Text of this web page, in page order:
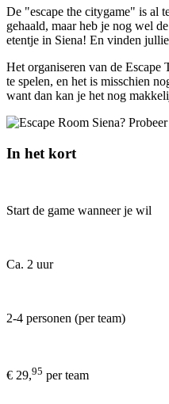
De "escape the citygame" is al
gehaald, maar heb je nog wel
etentje in Siena! En vinden
Het organiseren van de
te spelen, en het is misschien
want dan kan je het nog
In het kort
Start de game wanneer je wil
Ca. 2 uur
2-4 personen (per team)
€ 29,95 per team